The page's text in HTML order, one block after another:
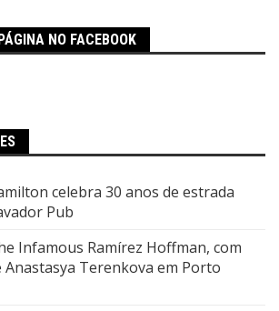
NO FACEBOOK
celebra 30 anos de estrada
Pub
Infamous Ramírez Hoffman, com
Anastasya Terenkova em Porto